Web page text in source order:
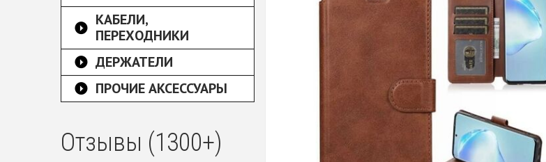
КАБЕЛИ,
ПЕРЕХОДНИКИ
ДЕРЖАТЕЛИ
ПРОЧИЕ АКСЕССУАРЫ
Отзывы (1300+)